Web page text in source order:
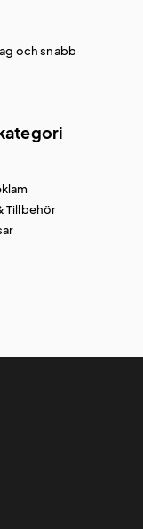
och snabb
Tillbehör